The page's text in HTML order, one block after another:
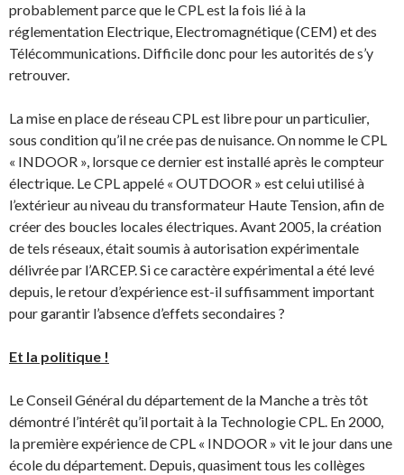
probablement parce que le CPL est la fois lié à la
réglementation Electrique, Electromagnétique (CEM) et des
Télécommunications. Difficile donc pour les autorités de s’y
retrouver.
La mise en place de réseau CPL est libre pour un particulier,
sous condition qu’il ne crée pas de nuisance. On nomme le CPL
« INDOOR », lorsque ce dernier est installé après le compteur
électrique. Le CPL appelé « OUTDOOR » est celui utilisé à
l’extérieur au niveau du transformateur Haute Tension, afin de
créer des boucles locales électriques. Avant 2005, la création
de tels réseaux, était soumis à autorisation expérimentale
délivrée par l’ARCEP. Si ce caractère expérimental a été levé
depuis, le retour d’expérience est-il suffisamment important
pour garantir l’absence d’effets secondaires ?
Et la politique !
Le Conseil Général du département de la Manche a très tôt
démontré l’intérêt qu’il portait à la Technologie CPL. En 2000,
la première expérience de CPL « INDOOR » vit le jour dans une
école du département. Depuis, quasiment tous les collèges